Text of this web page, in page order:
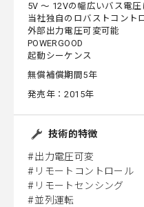
5V ～ 12Vの幅広いバス電圧
当社独自のロバストコント
外部出力電圧可変可能
POWERGOOD
起動シーケンス
無償補償期間5年
発売年：2015年
技術的特徴
出力電圧可変
リモートコントロール
リモートセンシング
並列運転